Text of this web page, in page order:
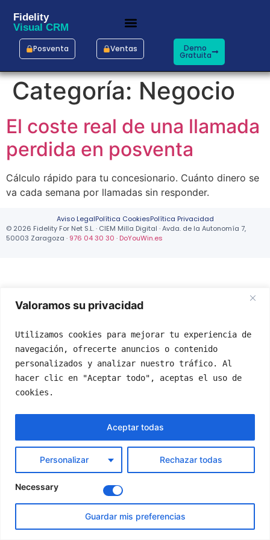
Valoramos su privacidad
Utilizamos cookies para mejorar tu experiencia de
navegación, ofrecerte anuncios o contenido
personalizados y analizar nuestro tráfico. Al
hacer clic en "Aceptar todo", aceptas el uso de
cookies.
Personalizar Rechazar todas
Aceptar todas
Necessary
Guardar mis preferencias
Fidelity
Visual CRM
Posventa Ventas Demo
Gratuita
Categoría: Negocio
El coste real de una llamada
perdida en posventa
Cálculo rápido para tu concesionario. Cuánto dinero se
va cada semana por llamadas sin responder.
Aviso LegalPolítica CookiesPolítica Privacidad
© 2026 Fidelity For Net S.L. · CIEM Milla Digital · Avda. de la Autonomía 7,
50003 Zaragoza · 976 04 30 30 · DoYouWin.es